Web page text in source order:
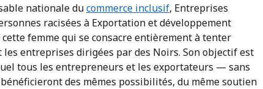
nationale ducommerce inclusif, Entreprises
racisées à Exportation et développement
cette femme qui se consacre entièrement à tenter
entreprises dirigées par des Noirs. Son objectif est
tous les entrepreneurs et les exportateurs — sans
des mêmes possibilités, du même soutien